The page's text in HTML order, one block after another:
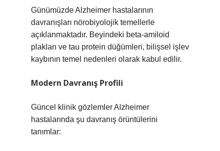
Günümüzde Alzheimer hastalarının
davranışları nörobiyolojik temellerle
açıklanmaktadır. Beyindeki beta-amiloid
plakları ve tau protein düğümleri, bilişsel işlev
kaybının temel nedenleri olarak kabul edilir.
Modern Davranış Profili
Güncel klinik gözlemler Alzheimer
hastalarında şu davranış örüntülerini
tanımlar: